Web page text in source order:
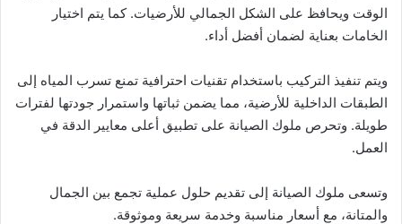
الوقت ويحافظ على الشكل الجمالي للأرضيات. كما يتم اختيار
الخامات بعناية لضمان أفضل أداء.
ويتم تنفيذ التركيب باستخدام تقنيات احترافية تمنع تسرب المياه إلى
الطبقات الداخلية للأرضية، مما يضمن ثباتها واستمرار جودتها لفترات
طويلة. وتحرص ملوك الصيانة على تطبيق أعلى معايير الدقة في
العمل.
وتسعى ملوك الصيانة إلى تقديم حلول عملية تجمع بين الجمال
والمتانة، مع أسعار مناسبة وخدمة سريعة وموثوقة.